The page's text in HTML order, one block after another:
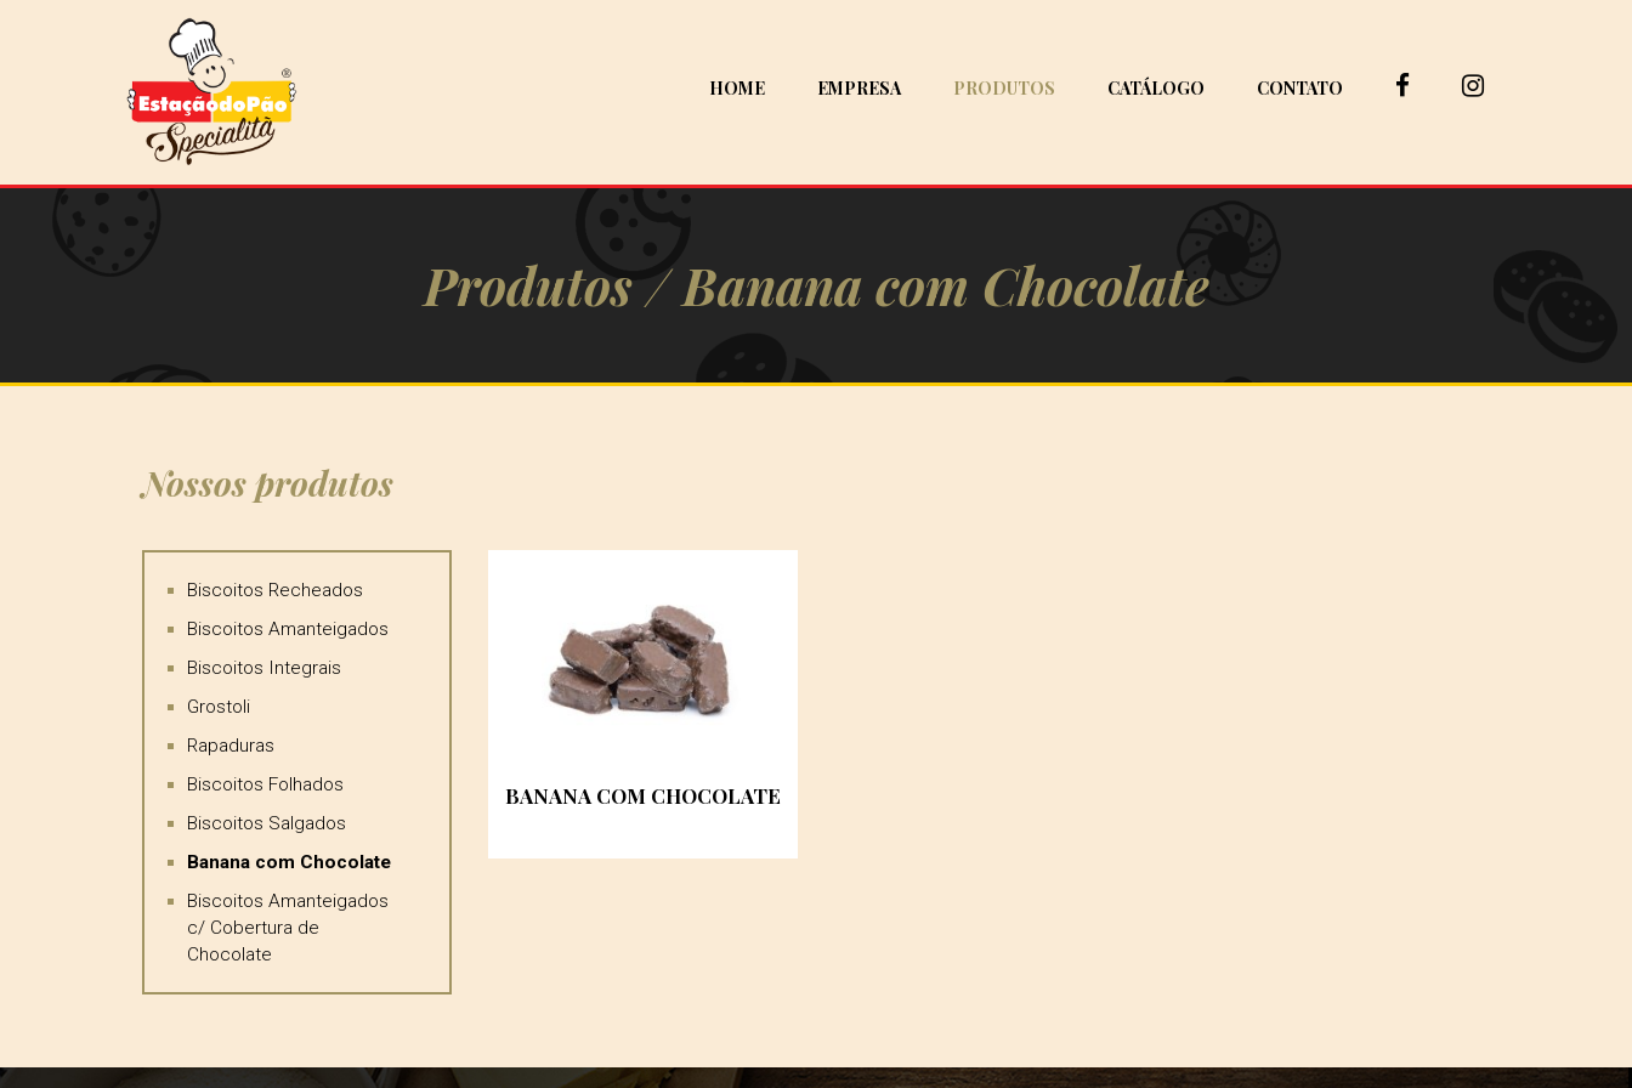
HOME EMPRESA PRODUTOS CATÁLOGO CONTATO
Produtos /Banana com Chocolate
Nossos produtos
Biscoitos Recheados
Biscoitos Amanteigados
Biscoitos Integrais
Grostoli
Rapaduras
Biscoitos Folhados
Biscoitos Salgados
Banana com Chocolate
Biscoitos Amanteigados
c/ Cobertura de
Chocolate
BANANA COM CHOCOLATE